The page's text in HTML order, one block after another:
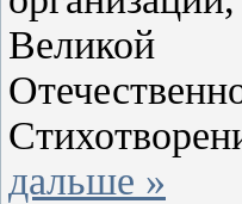
Великой
дальше »